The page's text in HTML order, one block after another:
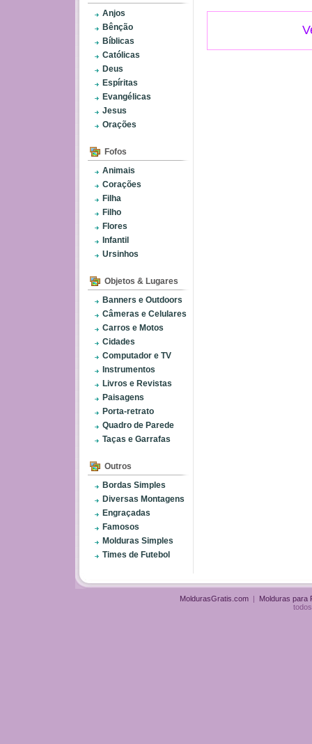
Anjos
Bênção
Bíblicas
Católicas
Deus
Espíritas
Evangélicas
Jesus
Orações
Fofos
Animais
Corações
Filha
Filho
Flores
Infantil
Ursinhos
Objetos & Lugares
Banners e Outdoors
Câmeras e Celulares
Carros e Motos
Cidades
Computador e TV
Instrumentos
Livros e Revistas
Paisagens
Porta-retrato
Quadro de Parede
Taças e Garrafas
Outros
Bordas Simples
Diversas Montagens
Engraçadas
Famosos
Molduras Simples
Times de Futebol
MoldurasGratis.com | Molduras